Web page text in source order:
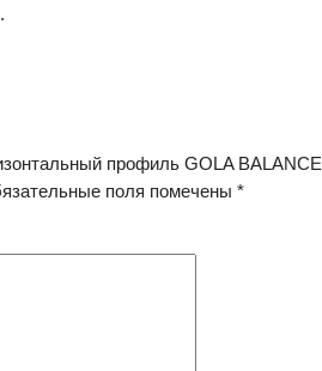
профиль GOLA
поля помечены*